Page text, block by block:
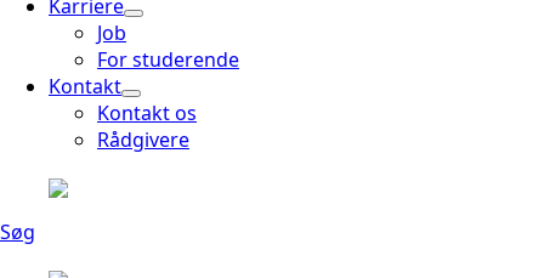
Karriere
Job
For studerende
Kontakt
Kontakt os
Rådgivere
Søg